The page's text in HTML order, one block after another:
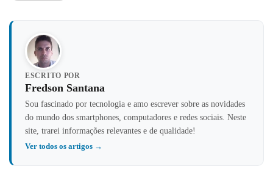
ESCRITO POR
Fredson Santana
Sou fascinado por tecnologia e amo escrever sobre as novidades
do mundo dos smartphones, computadores e redes sociais. Neste
site, trarei informações relevantes e de qualidade!
Ver todos os artigos →